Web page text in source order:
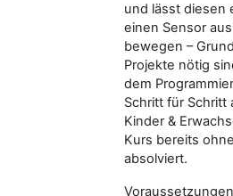
und lässt diesen
einen Sensor
bewegen –
Projekte nötig
dem
Schritt für Schritt
Kinder &
Kurs bereits
absolviert.